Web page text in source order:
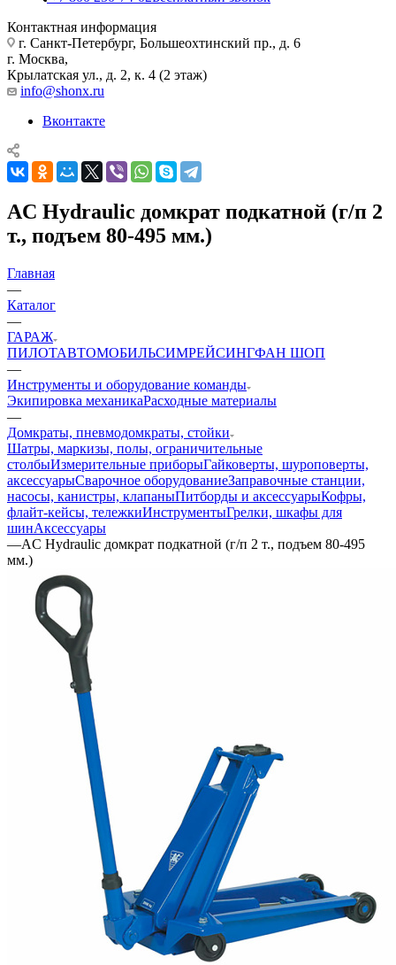
Контактная информация
г. Санкт-Петербург, Большеохтинский пр., д. 6
г. Москва,
Крылатская ул., д. 2, к. 4 (2 этаж)
info@shonx.ru
Вконтакте
AC Hydraulic домкрат подкатной (г/п 2
т., подъем 80-495 мм.)
Главная
—
Каталог
—
ГАРАЖ
ПИЛОТАВТОМОБИЛЬСИМРЕЙСИНГФАН ШОП
—
Инструменты и оборудование команды
Экипировка механикаРасходные материалы
—
Домкраты, пневмодомкраты, стойки
Шатры, маркизы, полы, ограничительные
столбыИзмерительные приборыГайковерты, шуроповерты,
аксессуарыСварочное оборудованиеЗаправочные станции,
насосы, канистры, клапаныПитборды и аксессуарыКофры,
флайт-кейсы, тележкиИнструментыГрелки, шкафы для
шинАксессуары
—AC Hydraulic домкрат подкатной (г/п 2 т., подъем 80-495
мм.)